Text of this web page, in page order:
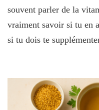
souvent parler de la
vraiment savoir si tu en
si tu dois te